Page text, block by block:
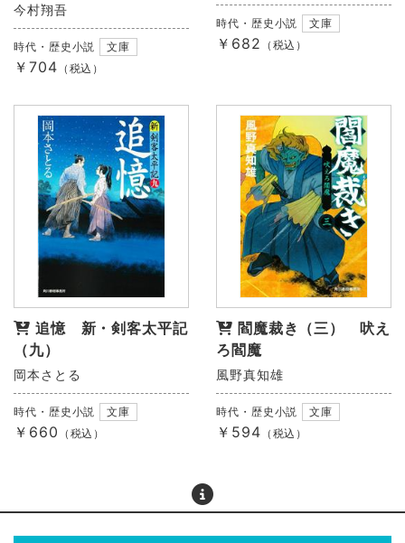
今村翔吾
時代・歴史小説 文庫
￥704 （税込）
時代・歴史小説 文庫
￥682 （税込）
追憶 新・剣客太平記
（九）
岡本さとる
時代・歴史小説 文庫
￥660 （税込）
閻魔裁き（三） 吠え
ろ閻魔
風野真知雄
時代・歴史小説 文庫
￥594 （税込）